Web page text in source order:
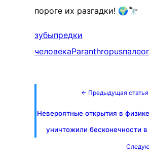
пороге их разгадки! 🌍🔭
зубыпредки
человекаParanthropus
← Предыдущая статья
Невероятные открытия в
уничтожили бесконечности в